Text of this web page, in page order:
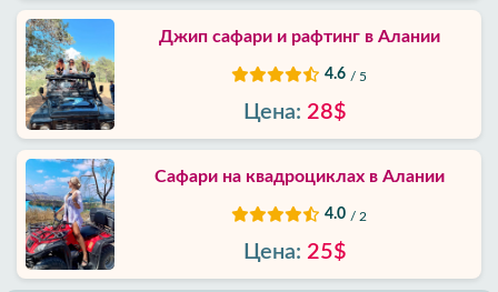
Джип сафари и рафтинг в Алании
4.6 / 5
Цена: 28$
Сафари на квадроциклах в Алании
4.0 / 2
Цена: 25$